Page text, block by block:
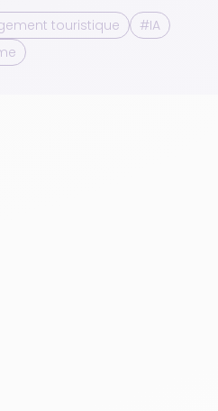
touristique
#IA